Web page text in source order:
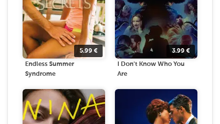
5.99 €
Endless Summer
Syndrome
3.99 €
I Don't Know Who You
Are